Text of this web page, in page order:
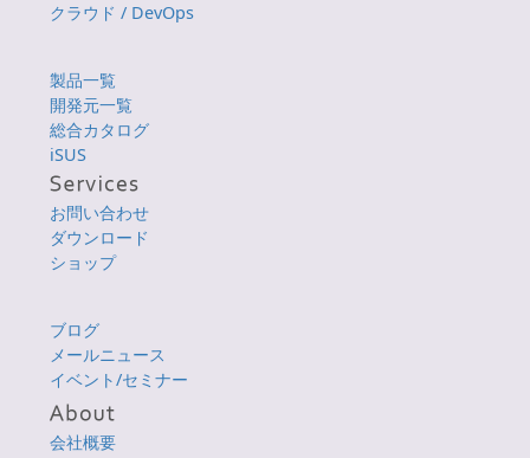
クラウド / DevOps
製品一覧
開発元一覧
総合カタログ
iSUS
お問い合わせ
ダウンロード
ショップ
ブログ
メールニュース
イベント/セミナー
会社概要